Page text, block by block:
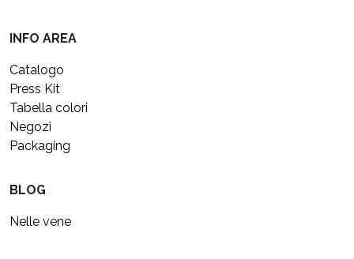
INFO AREA
Catalogo
Press Kit
Tabella colori
Negozi
Packaging
BLOG
Nelle vene